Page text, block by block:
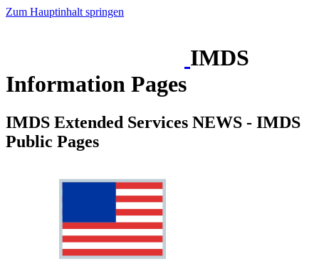
Zum Hauptinhalt springen
IMDS
Information Pages
IMDS Extended Services NEWS - IMDS
Public Pages